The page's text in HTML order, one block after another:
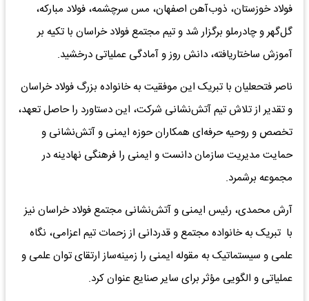
فولاد خوزستان، ذوب‌آهن اصفهان، مس سرچشمه، فولاد مبارکه،
گل‌گهر و چادرملو برگزار شد و تیم مجتمع فولاد خراسان با تکیه بر
آموزش ساختاریافته، دانش روز و آمادگی عملیاتی درخشید.
ناصر فتحعلیان با تبریک این موفقیت به خانواده بزرگ فولاد خراسان
و تقدیر از تلاش تیم آتش‌نشانی شرکت، این دستاورد را حاصل تعهد،
تخصص و روحیه حرفه‌ای همکاران حوزه ایمنی و آتش‌نشانی و
حمایت مدیریت سازمان دانست و ایمنی را فرهنگی نهادینه در
مجموعه برشمرد.
آرش محمدی، رئیس ایمنی و آتش‌نشانی مجتمع فولاد خراسان نیز
با تبریک به خانواده مجتمع و قدردانی از زحمات تیم اعزامی، نگاه
علمی و سیستماتیک به مقوله ایمنی را زمینه‌ساز ارتقای توان علمی و
عملیاتی و الگویی مؤثر برای سایر صنایع عنوان کرد.